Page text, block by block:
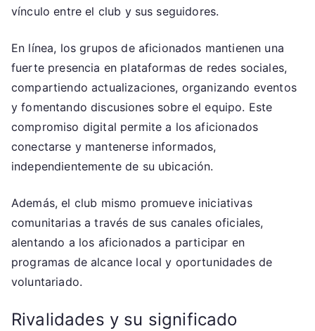
vínculo entre el club y sus seguidores.
En línea, los grupos de aficionados mantienen una
fuerte presencia en plataformas de redes sociales,
compartiendo actualizaciones, organizando eventos
y fomentando discusiones sobre el equipo. Este
compromiso digital permite a los aficionados
conectarse y mantenerse informados,
independientemente de su ubicación.
Además, el club mismo promueve iniciativas
comunitarias a través de sus canales oficiales,
alentando a los aficionados a participar en
programas de alcance local y oportunidades de
voluntariado.
Rivalidades y su significado